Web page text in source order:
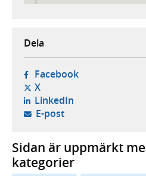
Dela
Facebook- öppnas i ny
X- öppnas i ny flik,
LinkedIn- öppnas i ny
E-post- öppnar din e-
Sidan är uppmärkt
kategorier